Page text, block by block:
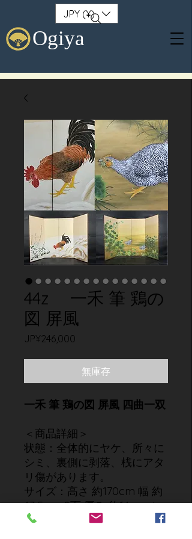
Ogiya
JPY (¥)
44z 一禾 筆 鶏の
図 屏風
JP¥246,000
無庫存
一禾 筆 鶏の図 屏風 四曲一双
＜商品詳細＞
状態：全体的にヤケ、所々に
シミ、裏側に剥落、桟にアタ
リ傷があります。
サイズ：高さ 約170cm 幅 約
63.5cm×8面 厚み 約14cm（一
双）